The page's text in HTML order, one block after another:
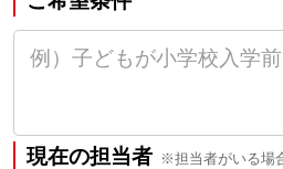
現在の担当者 ※担当者がいる場